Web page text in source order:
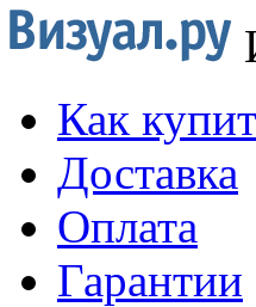
Как
Доставка
Оплата
Гарантии